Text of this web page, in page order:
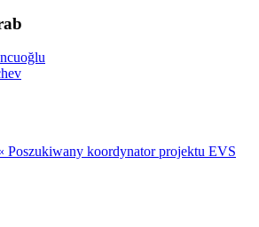
Poszukiwany koordynator projektu EVS